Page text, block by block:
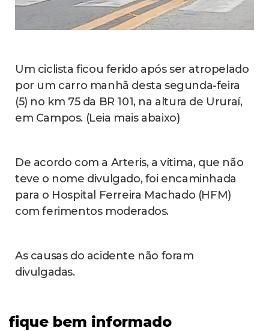
Um ciclista ficou ferido após ser atropelado
por um carro manhã desta segunda-feira
(5) no km 75 da BR 101, na altura de Ururaí,
em Campos. (Leia mais abaixo)
De acordo com a Arteris, a vítima, que não
teve o nome divulgado, foi encaminhada
para o Hospital Ferreira Machado (HFM)
com ferimentos moderados.
As causas do acidente não foram
divulgadas.
fique bem informado